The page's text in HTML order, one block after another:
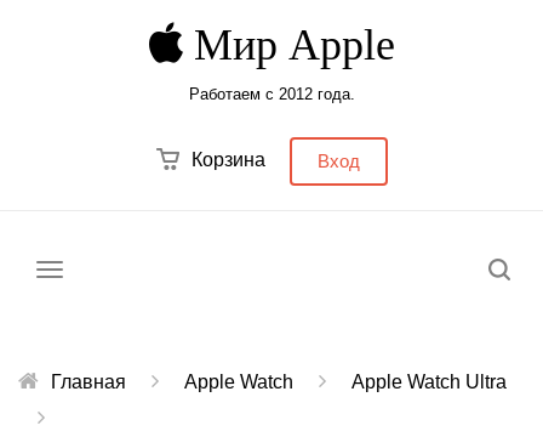
Мир Apple
Работаем с 2012 года.
Корзина Вход
Главная Apple Watch Apple Watch Ultra